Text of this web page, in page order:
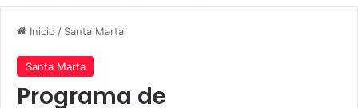
Inicio / Santa Marta
Santa Marta
Programa de